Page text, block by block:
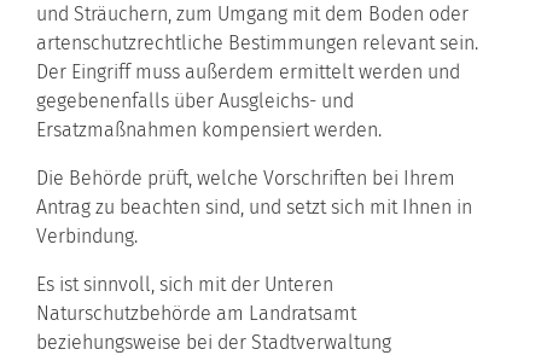
und Sträuchern, zum Umgang mit dem Boden oder
artenschutzrechtliche Bestimmungen relevant sein.
Der Eingriff muss außerdem ermittelt werden und
gegebenenfalls über Ausgleichs- und
Ersatzmaßnahmen kompensiert werden.
Die Behörde prüft, welche Vorschriften bei Ihrem
Antrag zu beachten sind, und setzt sich mit Ihnen in
Verbindung.
Es ist sinnvoll, sich mit der Unteren
Naturschutzbehörde am Landratsamt
beziehungsweise bei der Stadtverwaltung